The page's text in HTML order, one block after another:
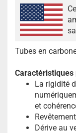
Tubes en
Caractéristiques
La rigidité
et
Dérive au